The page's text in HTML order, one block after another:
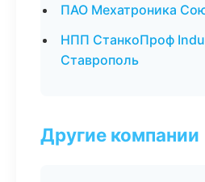
ПАО Мехатроника
НПП СтанкоПроф
Ставрополь
Другие компании